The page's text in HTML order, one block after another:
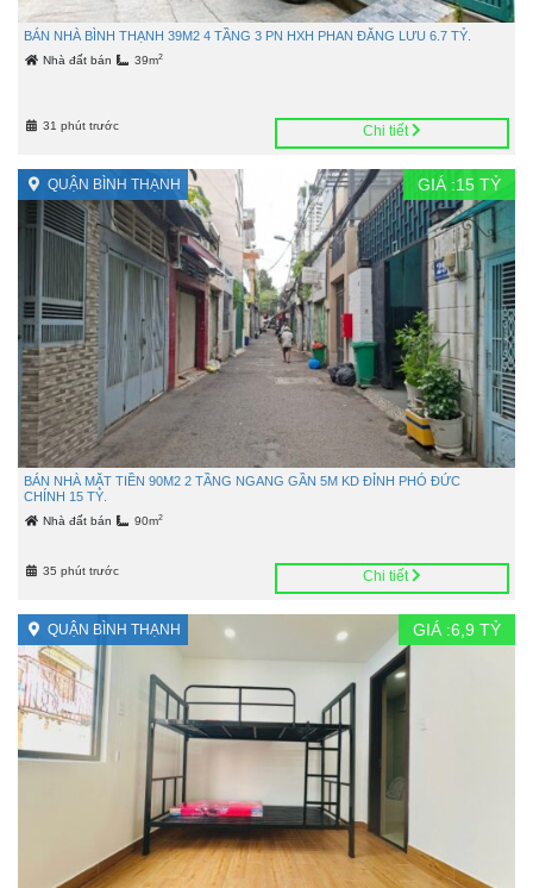
BÁN NHÀ BÌNH THẠNH 39M2 4 TẦNG 3 PN HXH PHAN ĐĂNG LƯU 6.7 TỶ.
Nhà đất bán 39m2
31 phút trước Chi tiết
QUẬN BÌNH THẠNH GIÁ :15 TỶ
BÁN NHÀ MẶT TIỀN 90M2 2 TẦNG NGANG GẦN 5M KD ĐỈNH PHÓ ĐỨC
CHÍNH 15 TỶ.
Nhà đất bán 90m2
35 phút trước Chi tiết
QUẬN BÌNH THẠNH GIÁ :6,9 TỶ